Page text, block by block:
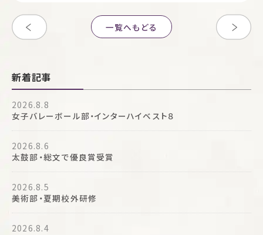
一覧へもどる
新着記事
2026.8.8
女子バレーボール部・インターハイベスト８
2026.8.6
太鼓部・総文で優良賞受賞
2026.8.5
美術部・夏期校外研修
2026.8.4